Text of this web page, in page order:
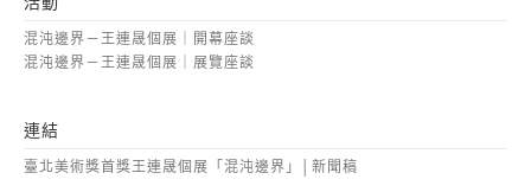
混沌邊界－王連晟個展｜開幕座談
混沌邊界－王連晟個展｜展覽座談
連結
臺北美術獎首獎王連晟個展「混沌邊界」│新聞稿